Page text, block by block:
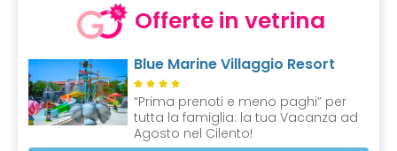
Offerte in vetrina
Blue Marine Villaggio Resort
“Prima prenoti e meno paghi” per
tutta la famiglia: la tua Vacanza ad
Agosto nel Cilento!